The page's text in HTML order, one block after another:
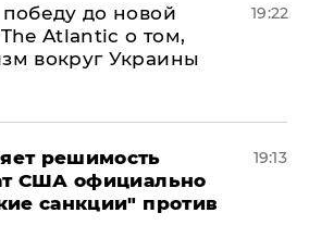
до новой
Atlantic о том,
вокруг Украины
19:22
решимость
США официально
санкции" против
19:13